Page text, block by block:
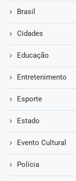
Brasil
Cidades
Educação
Entretenimento
Esporte
Estado
Evento Cultural
Polícia